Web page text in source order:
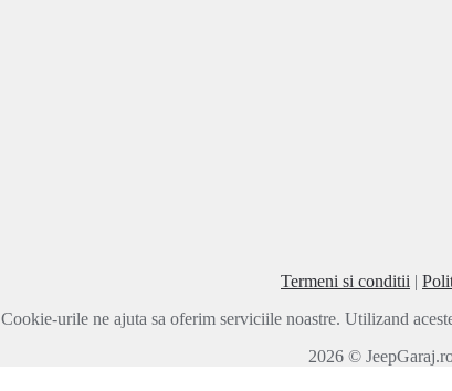
Termeni si conditii |
Cookie-urile ne ajuta sa oferim serviciile noastre. Utilizand
2026 ©